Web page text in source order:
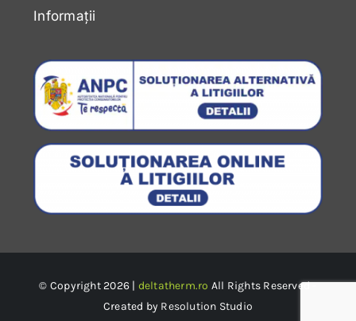
Informații
© Copyright 2026 | deltatherm.ro All Rights Reserved -
Created by Resolution Studio